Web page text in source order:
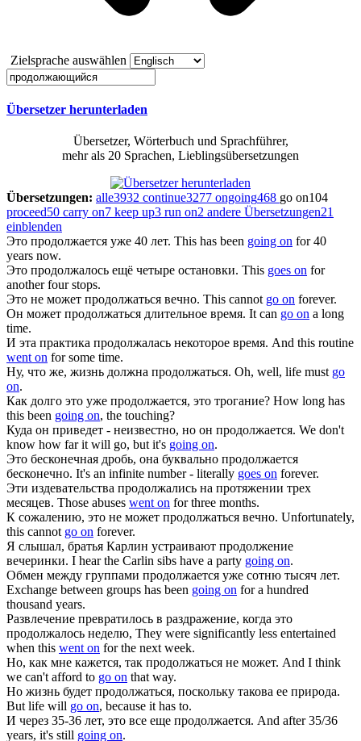
Zielsprache auswählen
Übersetzer herunterladen
Übersetzer, Wörterbuch und Sprachführer,
mehr als 20 Sprachen, Lieblingsübersetzungen
Übersetzungen: alle3932 continue3277 ongoing468 go on104
proceed50 carry on7 keep up3 run on2 andere Übersetzungen21
einblenden
Это продолжается уже 40 лет. This has been going on for 40
years now.
Это продолжалось ещё четыре остановки. This goes on for
another four stops.
Это не может продолжаться вечно. This cannot go on forever.
Он может продолжаться длительное время. It can go on a long
time.
И эта практика продолжалась некоторое время. And this routine
went on for some time.
Ну, что же, жизнь должна продолжаться. Oh, well, life must go
on.
Как долго это уже продолжается, это трогание? How long has
this been going on, the touching?
Куда он приведет - неизвестно, но он продолжается. We don't
know how far it will go, but it's going on.
Это бесконечная дробь, она буквально продолжается
бесконечно. It's an infinite number - literally goes on forever.
Эти издевательства продолжались на протяжении трех
месяцев. Those abuses went on for three months.
К сожалению, это не может продолжаться вечно. Unfortunately,
this cannot go on forever.
Я слышал, братья Карлин устраивают продолжение
вечеринки. I hear the Carlin sibs have a party going on.
Обмен между группами продолжается уже сотню тысяч лет.
Exchange between groups has been going on for a hundred
thousand years.
Развлечение превратилось в раздражение, когда это
продолжалось неделю, They were significantly less entertained
when this went on for the next week.
Но, как мне кажется, так продолжаться не может. And I think
we can't afford to go on that way.
Но жизнь будет продолжаться, поскольку такова ее природа.
But life will go on, because it has to.
И через 35-36 лет, это все еще продолжается. And after 35/36
years, it's still going on.